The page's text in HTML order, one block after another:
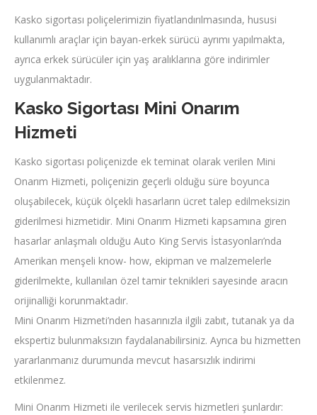
Kasko sigortası poliçelerimizin fiyatlandırılmasında, hususi
kullanımlı araçlar için bayan-erkek sürücü ayrımı yapılmakta,
ayrıca erkek sürücüler için yaş aralıklarına göre indirimler
uygulanmaktadır.
Kasko Sigortası Mini Onarım
Hizmeti
Kasko sigortası poliçenizde ek teminat olarak verilen Mini
Onarım Hizmeti, poliçenizin geçerli olduğu süre boyunca
oluşabilecek, küçük ölçekli hasarların ücret talep edilmeksizin
giderilmesi hizmetidir. Mini Onarım Hizmeti kapsamına giren
hasarlar anlaşmalı olduğu Auto King Servis İstasyonları’nda
Amerikan menşeli know- how, ekipman ve malzemelerle
giderilmekte, kullanılan özel tamir teknikleri sayesinde aracın
orijinalliği korunmaktadır.
Mini Onarım Hizmeti’nden hasarınızla ilgili zabıt, tutanak ya da
ekspertiz bulunmaksızın faydalanabilirsiniz. Ayrıca bu hizmetten
yararlanmanız durumunda mevcut hasarsızlık indirimi
etkilenmez.
Mini Onarım Hizmeti ile verilecek servis hizmetleri şunlardır: